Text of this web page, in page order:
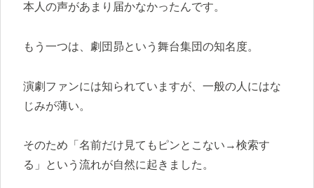
本人の声があまり届かなかったんです。
もう一つは、劇団昴という舞台集団の知名度。
演劇ファンには知られていますが、一般の人にはな
じみが薄い。
そのため「名前だけ見てもピンとこない→検索す
る」という流れが自然に起きました。